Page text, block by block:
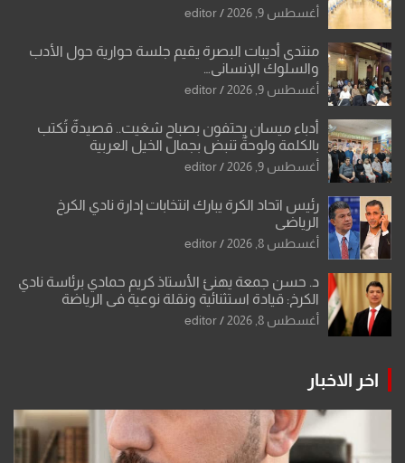
أغسطس 9, 2026 editor
منتدى أديبات البصرة يقيم جلسة حوارية حول الأدب
والسلوك الإنساني…
أغسطس 9, 2026 editor
أدباء ميسان يحتفون بصباح شغيت.. قصيدةٌ تُكتب
بالكلمة ولوحةٌ تنبض بجمال الخيل العربية
أغسطس 9, 2026 editor
رئيس اتحاد الكرة يبارك انتخابات إدارة نادي الكرخ
الرياضي
أغسطس 8, 2026 editor
د. حسن جمعة يهنئ الأستاذ كريم حمادي برئاسة نادي
الكرخ: قيادة استثنائية ونقلة نوعية في الرياضة
العراقية
أغسطس 8, 2026 editor
اخر الاخبار